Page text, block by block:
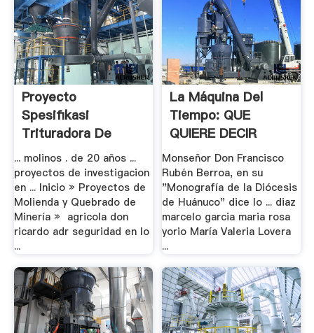
Proyecto
Spesifikasi
Trituradora De
Impacto
... molinos . de 20 años ...
proyectos de investigacion
en ... Inicio » Proyectos de
Molienda y Quebrado de
Minería » agricola don
ricardo adr seguridad en lo
...
La Máquina Del
Tiempo: QUE
QUIERE DECIR
JUNIN
Monseñor Don Francisco
Rubén Berroa, en su
"Monografía de la Diócesis
de Huánuco" dice lo ... diaz
marcelo garcia maria rosa
yorio María Valeria Lovera
...